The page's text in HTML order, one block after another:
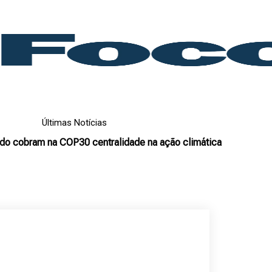
Últimas Notícias
cobram na COP30 centralidade na ação climática